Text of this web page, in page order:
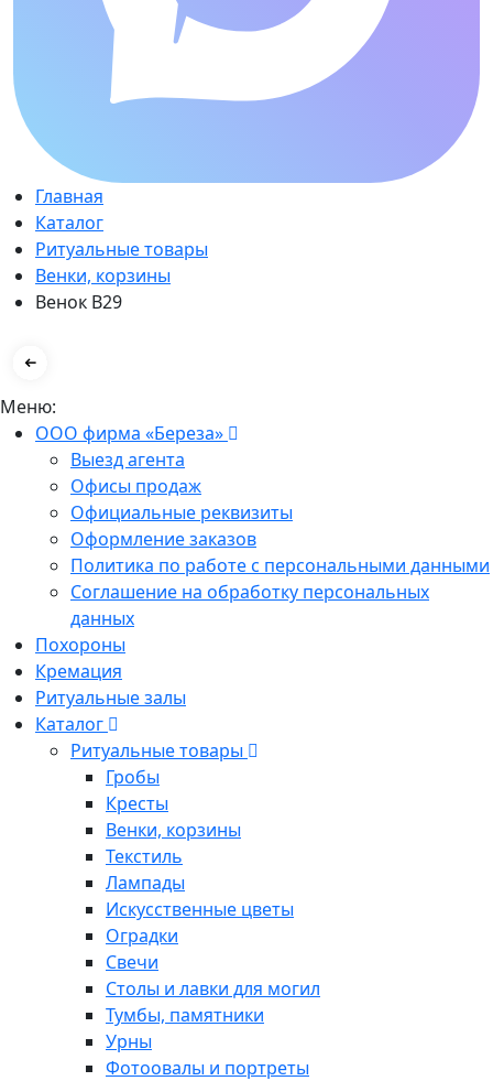
Меню:
ООО фирма «Береза»
Выезд агента
Офисы продаж
Официальные реквизиты
Оформление заказов
Политика по работе с персональными данными
Соглашение на обработку персональных
данных
Похороны
Кремация
Ритуальные залы
Каталог
Ритуальные товары
Гробы
Кресты
Венки, корзины
Текстиль
Лампады
Искусственные цветы
Оградки
Свечи
Столы и лавки для могил
Тумбы, памятники
Урны
Фотоовалы и портреты
Главная
Каталог
Ритуальные товары
Венки, корзины
Венок В29